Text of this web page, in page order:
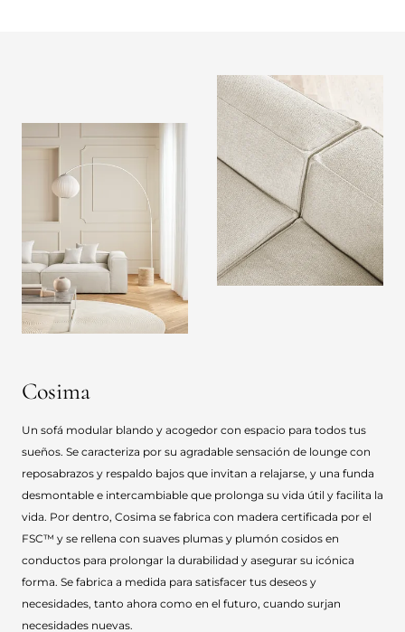
Cosima
Un sofá modular blando y acogedor con espacio para todos tus
sueños. Se caracteriza por su agradable sensación de lounge con
reposabrazos y respaldo bajos que invitan a relajarse, y una funda
desmontable e intercambiable que prolonga su vida útil y facilita la
vida. Por dentro, Cosima se fabrica con madera certificada por el
FSC™ y se rellena con suaves plumas y plumón cosidos en
conductos para prolongar la durabilidad y asegurar su icónica
forma. Se fabrica a medida para satisfacer tus deseos y
necesidades, tanto ahora como en el futuro, cuando surjan
necesidades nuevas.